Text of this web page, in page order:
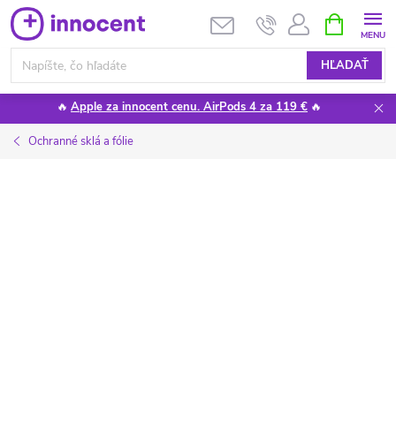
Prejsť
na
obsah
HĽADAŤ
KOŠÍK
🔥 Apple za innocent cenu. AirPods 4 za 119 € 🔥
Ochranné sklá a fólie